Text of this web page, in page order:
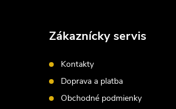
Zákaznícky servis
Kontakty
Doprava a platba
Obchodné podmienky